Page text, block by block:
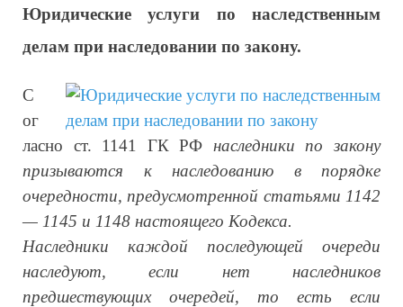
Юридические услуги по наследственным
делам при наследовании по закону.
С
ог
ласно ст. 1141 ГК РФ наследники по закону
призываются к наследованию в порядке
очередности, предусмотренной статьями 1142
— 1145 и 1148 настоящего Кодекса.
Наследники каждой последующей очереди
наследуют, если нет наследников
предшествующих очередей, то есть если